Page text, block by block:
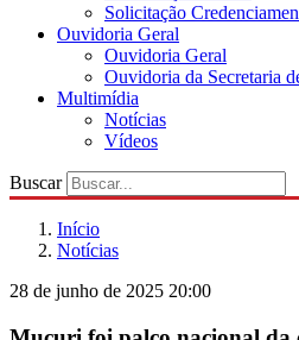
Solicitação
Ouvidoria Geral
Ouvidoria Geral
Ouvidoria da Secretaria
Multimídia
Notícias
Vídeos
Buscar
Início
Notícias
28 de junho de 2025 20:00